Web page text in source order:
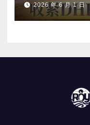
2026 年 6 月 1 日